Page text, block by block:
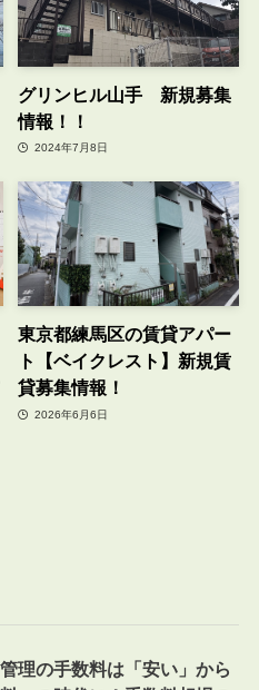
グリンヒル山手 新規募集
情報！！
2024年7月8日
東京都練馬区の賃貸アパー
ト【ベイクレスト】新規賃
貸募集情報！
2026年6月6日
理の手数料は「安い」から